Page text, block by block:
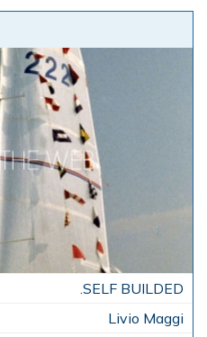
.SELF BUILDED
Livio Maggi